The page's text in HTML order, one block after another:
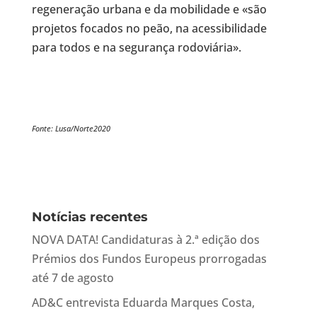
regeneração urbana e da mobilidade e «são
projetos focados no peão, na acessibilidade
para todos e na segurança rodoviária».
Fonte: Lusa/Norte2020
Notícias recentes
NOVA DATA! Candidaturas à 2.ª edição dos
Prémios dos Fundos Europeus prorrogadas
até 7 de agosto
AD&C entrevista Eduarda Marques Costa,